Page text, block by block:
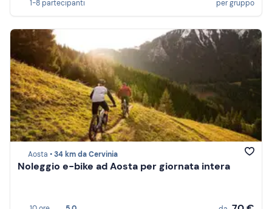
1-8 partecipanti per gruppo
Aosta •34 km da Cervinia
Noleggio e-bike ad Aosta per giornata intera